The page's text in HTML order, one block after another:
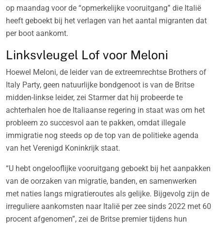
op maandag voor de “opmerkelijke vooruitgang” die Italië
heeft geboekt bij het verlagen van het aantal migranten dat
per boot aankomt.
Linksvleugel Lof voor Meloni
Hoewel Meloni, de leider van de extreemrechtse Brothers of
Italy Party, geen natuurlijke bondgenoot is van de Britse
midden-linkse leider, zei Starmer dat hij probeerde te
achterhalen hoe de Italiaanse regering in staat was om het
probleem zo succesvol aan te pakken, omdat illegale
immigratie nog steeds op de top van de politieke agenda
van het Verenigd Koninkrijk staat.
“U hebt ongelooflijke vooruitgang geboekt bij het aanpakken
van de oorzaken van migratie, banden, en samenwerken
met naties langs migratieroutes als gelijke. Bijgevolg zijn de
irreguliere aankomsten naar Italië per zee sinds 2022 met 60
procent afgenomen”, zei de Britse premier tijdens hun